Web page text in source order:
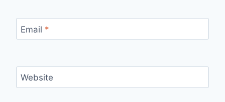
Email *
Website